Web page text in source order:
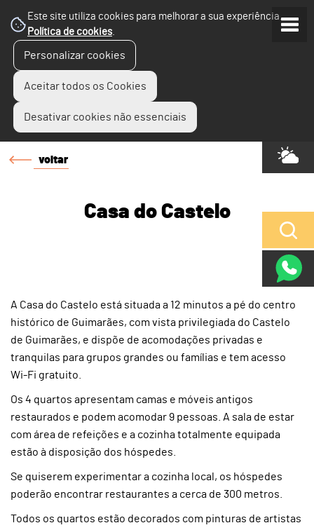
Este site utiliza cookies para melhorar a sua experiência.
Política de cookies.
Personalizar cookies
Aceitar todos os Cookies
Desativar cookies não essenciais
voltar
Casa do Castelo
A Casa do Castelo está situada a 12 minutos a pé do centro
histórico de Guimarães, com vista privilegiada do Castelo
de Guimarães, e dispõe de acomodações privadas e
tranquilas para grupos grandes ou famílias e tem acesso
Wi-Fi gratuito.
Os 4 quartos apresentam camas e móveis antigos
restaurados e podem acomodar 9 pessoas. A sala de estar
com área de refeições e a cozinha totalmente equipada
estão à disposição dos hóspedes.
Se quiserem experimentar a cozinha local, os hóspedes
poderão encontrar restaurantes a cerca de 300 metros.
Todos os quartos estão decorados com pinturas de artistas